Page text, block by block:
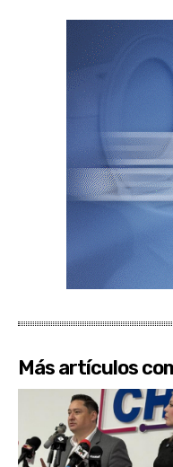
Más artículos